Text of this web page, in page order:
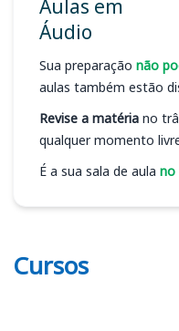
Aulas em
Áudio
Sua preparação não
aulas também estão
Revise a matéria no
qualquer momento
É a sua sala de aula no
Cursos